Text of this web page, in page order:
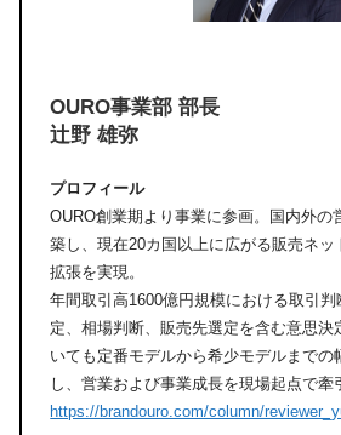
OURO事業部 部長
辻野 雄弥
プロフィール
OURO創業期より事業に参画。国内外の
築し、現在20カ国以上に広がる販売ネ
拡張を実現。
年間取引高1600億円規模における取引判
定、相場判断、販売先選定を含む意思決
いても定番モデルから希少モデルまでの
し、営業および事業成長を現場起点で牽
https://brandouro.com/column/